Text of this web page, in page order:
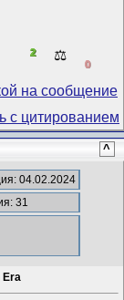
2 ⚖️
0
^
04.02.2024
31
Era